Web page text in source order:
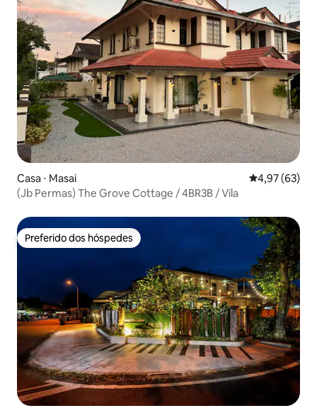
Casa ⋅ Masai 4,97 de uma
4,97 (63)
(Jb Permas) The Grove Cottage / 4BR3B / Vila
Preferido dos hóspedes
Preferido dos hóspedes